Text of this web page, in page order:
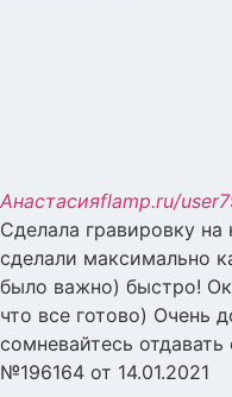
Анастасияflamp.ru/
Сделала гравировку на
сделали максимально
было важно) быстро!
что все готово) Очень
сомневайтесь
№196164 от 14.01.2021